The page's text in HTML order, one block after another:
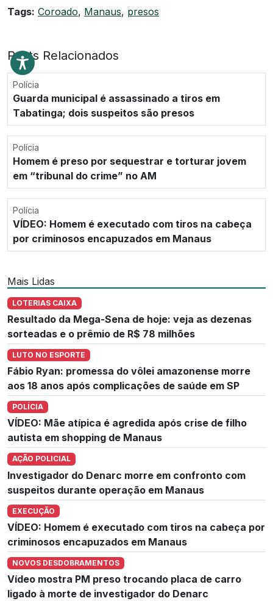
Tags: Coroado, Manaus, presos
Posts Relacionados
Polícia
Guarda municipal é assassinado a tiros em
Tabatinga; dois suspeitos são presos
Polícia
Homem é preso por sequestrar e torturar jovem
em “tribunal do crime” no AM
Polícia
VÍDEO: Homem é executado com tiros na cabeça
por criminosos encapuzados em Manaus
Mais Lidas
LOTERIAS CAIXA
Resultado da Mega-Sena de hoje: veja as dezenas
sorteadas e o prêmio de R$ 78 milhões
LUTO NO ESPORTE
Fábio Ryan: promessa do vôlei amazonense morre
aos 18 anos após complicações de saúde em SP
POLÍCIA
VÍDEO: Mãe atípica é agredida após crise de filho
autista em shopping de Manaus
AÇÃO POLICIAL
Investigador do Denarc morre em confronto com
suspeitos durante operação em Manaus
EXECUÇÃO
VÍDEO: Homem é executado com tiros na cabeça por
criminosos encapuzados em Manaus
NOVOS DESDOBRAMENTOS
Vídeo mostra PM preso trocando placa de carro
ligado à morte de investigador do Denarc